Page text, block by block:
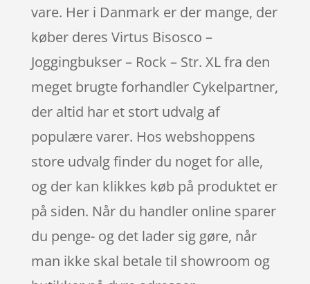
vare. Her i Danmark er der mange, der
køber deres Virtus Bisosco –
Joggingbukser – Rock – Str. XL fra den
meget brugte forhandler Cykelpartner,
der altid har et stort udvalg af
populære varer. Hos webshoppens
store udvalg finder du noget for alle,
og der kan klikkes køb på produktet er
på siden. Når du handler online sparer
du penge- og det lader sig gøre, når
man ikke skal betale til showroom og